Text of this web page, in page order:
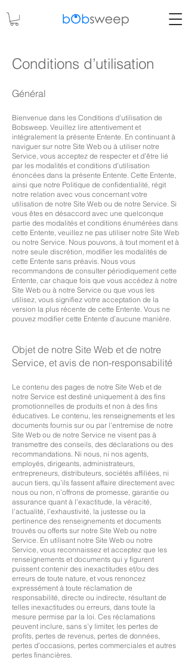
Conditions d’utilisation
Général
Bienvenue dans les Conditions d’utilisation de
Bobsweep. Veuillez lire attentivement et
intégralement la présente Entente. En continuant à
naviguer sur notre Site Web ou à utiliser notre
Service, vous acceptez de respecter et d’être lié
par les modalités et conditions d’utilisation
énoncées dans la présente Entente. Cette Entente,
ainsi que notre Politique de confidentialité, régit
notre relation avec vous concernant votre
utilisation de notre Site Web ou de notre Service. Si
vous êtes en désaccord avec une quelconque
partie des modalités et conditions énumérées dans
cette Entente, veuillez ne pas utiliser notre Site Web
ou notre Service. Nous pouvons, à tout moment et à
notre seule discrétion, modifier les modalités de
cette Entente sans préavis. Nous vous
recommandons de consulter périodiquement cette
Entente, car chaque fois que vous accédez à notre
Site Web ou à notre Service ou que vous les
utilisez, vous signifiez votre acceptation de la
version la plus récente de cette Entente. Vous ne
pouvez modifier cette Entente d’aucune manière.
Objet de notre Site Web et de notre
Service, et avis de non-responsabilité
Le contenu des pages de notre Site Web et de
notre Service est destiné uniquement à des fins
promotionnelles de produits et non à des fins
éducatives. Le contenu, les renseignements et les
documents fournis sur ou par l’entremise de notre
Site Web ou de notre Service ne visent pas à
transmettre des conseils, des déclarations ou des
recommandations. Ni nous, ni nos agents,
employés, dirigeants, administrateurs,
entrepreneurs, distributeurs, sociétés affiliées, ni
aucun tiers, qu’ils fassent affaire directement avec
nous ou non, n’offrons de promesse, garantie ou
assurance quant à l’exactitude, la véracité,
l’actualité, l’exhaustivité, la justesse ou la
pertinence des renseignements et documents
trouvés ou offerts sur notre Site Web ou notre
Service. En utilisant notre Site Web ou notre
Service, vous reconnaissez et acceptez que les
renseignements et documents qui y figurent
puissent contenir des inexactitudes et/ou des
erreurs de toute nature, et vous renoncez
expressément à toute réclamation de
responsabilité, directe ou indirecte, résultant de
telles inexactitudes ou erreurs, dans toute la
mesure permise par la loi. Ces réclamations
peuvent inclure, sans s’y limiter, les pertes de
profits, pertes de revenus, pertes de données,
pertes d’occasions, pertes commerciales et autres
pertes financières.